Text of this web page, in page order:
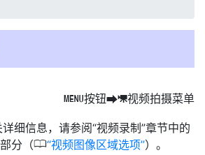
G按钮U1视频拍摄菜单
细信息，请参阅“视频录制”章节中的
分（0 视频图像区域选项 ）。